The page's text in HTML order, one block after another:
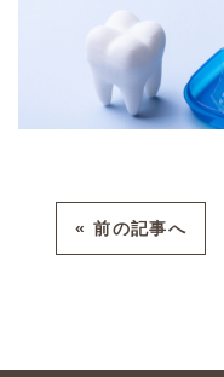
« 前の記事へ